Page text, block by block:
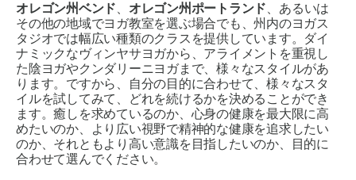
オレゴン州ベンド、 オレゴン州ポートランド、あるいは
その他の地域でヨガ教室を選ぶ場合でも、州内のヨガス
タジオでは幅広い種類のクラスを提供しています。ダイ
ナミックなヴィンヤサヨガから、アライメントを重視し
た陰ヨガやクンダリーニヨガまで、様々なスタイルがあ
ります。ですから、自分の目的に合わせて、様々なスタ
イルを試してみて、どれを続けるかを決めることができ
ます。癒しを求めているのか、心身の健康を最大限に高
めたいのか、より広い視野で精神的な健康を追求したい
のか、それともより高い意識を目指したいのか、目的に
合わせて選んでください。